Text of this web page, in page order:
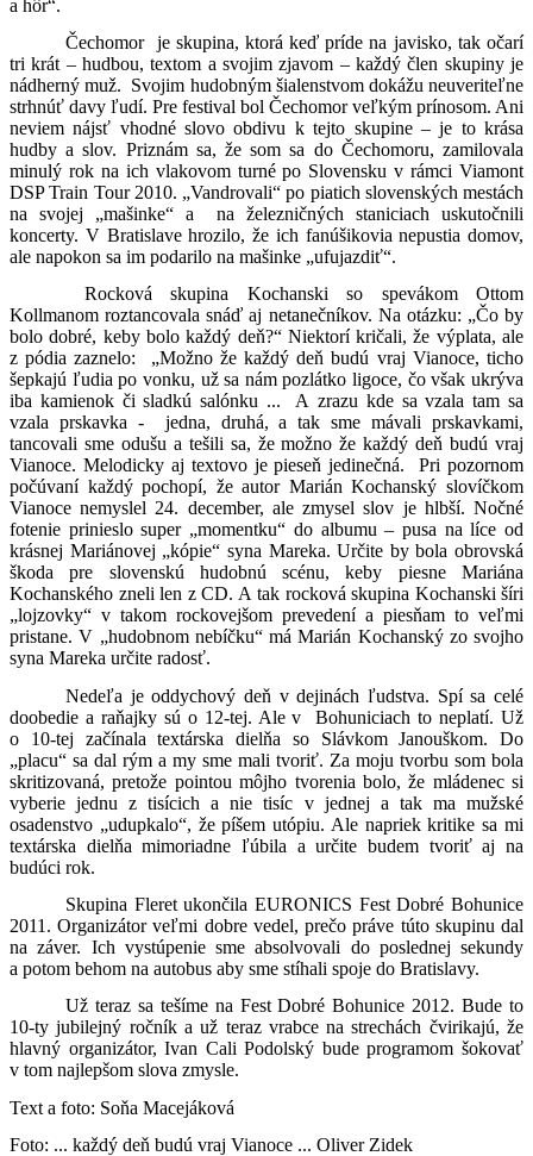
a hôr“.
Čechomor je skupina, ktorá keď príde na javisko, tak očarí
tri krát – hudbou, textom a svojim zjavom – každý člen skupiny je
nádherný muž. Svojim hudobným šialenstvom dokážu neuveriteľne
strhnúť davy ľudí. Pre festival bol Čechomor veľkým prínosom. Ani
neviem nájsť vhodné slovo obdivu k tejto skupine – je to krása
hudby a slov. Priznám sa, že som sa do Čechomoru, zamilovala
minulý rok na ich vlakovom turné po Slovensku v rámci Viamont
DSP Train Tour 2010. „Vandrovali“ po piatich slovenských mestách
na svojej „mašinke“ a
na železničných staniciach uskutočnili
koncerty. V Bratislave hrozilo, že ich fanúšikovia nepustia domov,
ale napokon sa im podarilo na mašinke „ufujazdiť“.
Rocková skupina Kochanski so spevákom Ottom
Kollmanom roztancovala snáď aj netanečníkov. Na otázku: „Čo by
bolo dobré, keby bolo každý deň?“ Niektorí kričali, že výplata, ale
z pódia zaznelo:
„Možno že každý deň budú vraj Vianoce, ticho
šepkajú ľudia po vonku, už sa nám pozlátko ligoce, čo však ukrýva
iba kamienok či sladkú salónku ...
A zrazu kde sa vzala tam sa
vzala prskavka -
jedna, druhá, a tak sme mávali prskavkami,
tancovali sme odušu a tešili sa, že možno že každý deň budú vraj
Vianoce. Melodicky aj textovo je pieseň jedinečná.
Pri pozornom
počúvaní každý pochopí, že autor Marián Kochanský slovíčkom
Vianoce nemyslel 24. december, ale zmysel slov je hlbší. Nočné
fotenie prinieslo super „momentku“ do albumu – pusa na líce od
krásnej Mariánovej „kópie“ syna Mareka. Určite by bola obrovská
škoda pre slovenskú hudobnú scénu, keby piesne Mariána
Kochanského zneli len z CD. A tak rocková skupina Kochanski šíri
„lojzovky“ v takom rockovejšom prevedení a piesňam to veľmi
pristane. V „hudobnom nebíčku“ má Marián Kochanský zo svojho
syna Mareka určite radosť.
Nedeľa je oddychový deň v dejinách ľudstva. Spí sa celé
doobedie a raňajky sú o 12-tej. Ale v Bohuniciach to neplatí. Už
o 10-tej začínala textárska dielňa so Slávkom Janouškom. Do
„placu“ sa dal rým a my sme mali tvoriť. Za moju tvorbu som bola
skritizovaná, pretože pointou môjho tvorenia bolo, že mládenec si
vyberie jednu z tisícich a nie tisíc v jednej a tak ma mužské
osadenstvo „udupkalo“, že píšem utópiu. Ale napriek kritike sa mi
textárska dielňa mimoriadne ľúbila a určite budem tvoriť aj na
budúci rok.
Skupina Fleret ukončila EURONICS Fest Dobré Bohunice
2011. Organizátor veľmi dobre vedel, prečo práve túto skupinu dal
na záver. Ich vystúpenie sme absolvovali do poslednej sekundy
a potom behom na autobus aby sme stíhali spoje do Bratislavy.
Už teraz sa tešíme na Fest Dobré Bohunice 2012. Bude to
10-ty jubilejný ročník a už teraz vrabce na strechách čvirikajú, že
hlavný organizátor, Ivan Cali Podolský bude programom šokovať
v tom najlepšom slova zmysle.
Text a foto: Soňa Macejáková
Foto: ... každý deň budú vraj Vianoce ... Oliver Zidek